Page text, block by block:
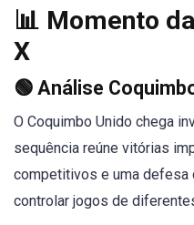
📊 Momento
X
🟢 Análise
O Coquimbo Unido chega
sequência reúne vitórias
competitivos e uma defesa
controlar jogos de